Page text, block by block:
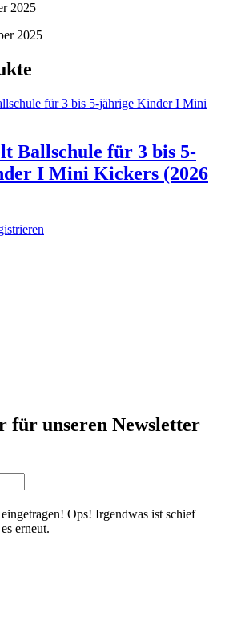
2025
2025
Ballschule für 3 bis 5-
I Mini Kickers (2026
für unseren Newsletter
Ops! Irgendwas ist schief
erneut.